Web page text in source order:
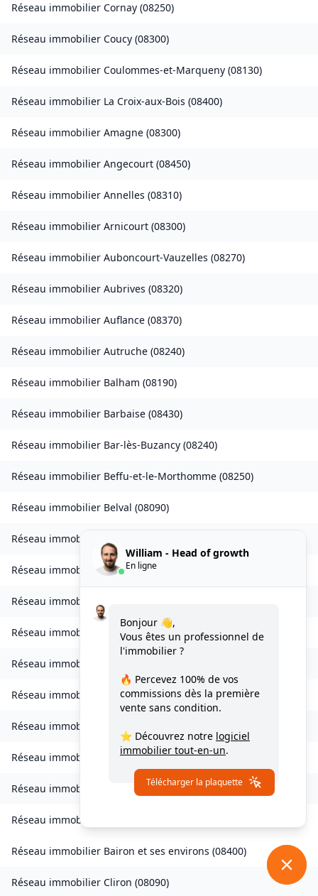
Réseau immobilier Cornay (08250)
Réseau immobilier Coucy (08300)
Réseau immobilier Coulommes-et-Marqueny (08130)
Réseau immobilier La Croix-aux-Bois (08400)
Réseau immobilier Amagne (08300)
Réseau immobilier Angecourt (08450)
Réseau immobilier Annelles (08310)
Réseau immobilier Arnicourt (08300)
Réseau immobilier Auboncourt-Vauzelles (08270)
Réseau immobilier Aubrives (08320)
Réseau immobilier Auflance (08370)
Réseau immobilier Autruche (08240)
Réseau immobilier Balham (08190)
Réseau immobilier Barbaise (08430)
Réseau immobilier Bar-lès-Buzancy (08240)
Réseau immobilier Beffu-et-le-Morthomme (08250)
Réseau immobilier Belval (08090)
Réseau immobilier
Réseau immobilierBourcq (08400
Réseau immobilier
Réseau immobilier Brévilly( 08140)
Réseau immobilier
Réseau immobilier Chagny(08430)
Réseau immobilier
Réseau immobilier Chardeny(08400)
Réseau immobilier Chatel-Chéhéry(08250)
Réseau immobilier
Réseau immobilier Bairon et ses environs (08400)
Réseau immobilier Cliron (08090)
William - Head of growth
En ligne
Bonjour 👋,
Vous êtes un professionnel de
l'immobilier ?
🔥 Percevez 100% de vos
commissions dès la première
vente sans condition.
⭐ Découvrez notre logiciel
immobilier tout-en-un.
Télécharger la plaquette